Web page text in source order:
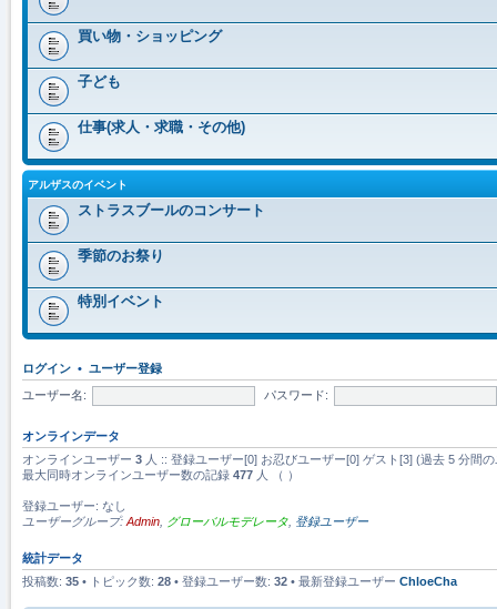
買い物・ショッピング
子ども
仕事(求人・求職・その他)
アルザスのイベント
ストラスブールのコンサート
季節のお祭り
特別イベント
ログイン • ユーザー登録
ユーザー名: パスワード:
オンラインデータ
オンラインユーザー 3 人 :: 登録ユーザー[0] お忍びユーザー[0] ゲスト[3] (過去 5 分間
最大同時オンラインユーザー数の記録 477 人 （ ）
登録ユーザー: なし
ユーザーグループ: Admin グローバルモデレータ 登録ユーザー
統計データ
投稿数: 35 • トピック数: 28 • 登録ユーザー数: 32 • 最新登録ユーザー ChloeCha